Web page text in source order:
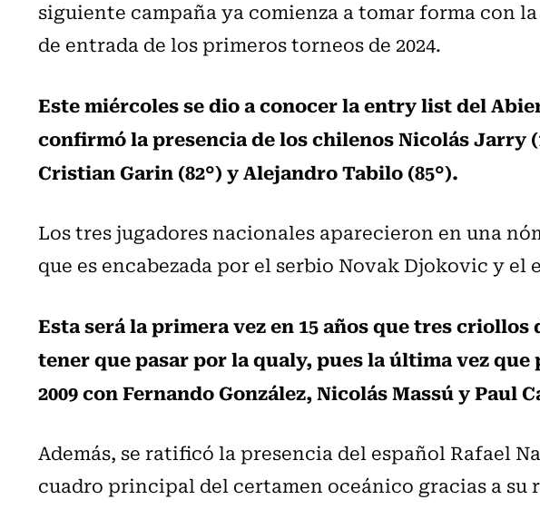
siguiente campaña ya comienza a tomar forma con
de entrada de los primeros torneos de 2024.
Este miércoles se dio a conocer la entry list del
confirmó la presencia de los chilenos Nicolás Jarry
Cristian Garin (82°) y Alejandro Tabilo (85°).
Los tres jugadores nacionales aparecieron en una
que es encabezada por el serbio Novak Djokovic y el
Esta será la primera vez en 15 años que tres
tener que pasar por la qualy, pues la última vez que
2009 con Fernando González, Nicolás Massú y Paul
Además, se ratificó la presencia del español Rafael
cuadro principal del certamen oceánico gracias a